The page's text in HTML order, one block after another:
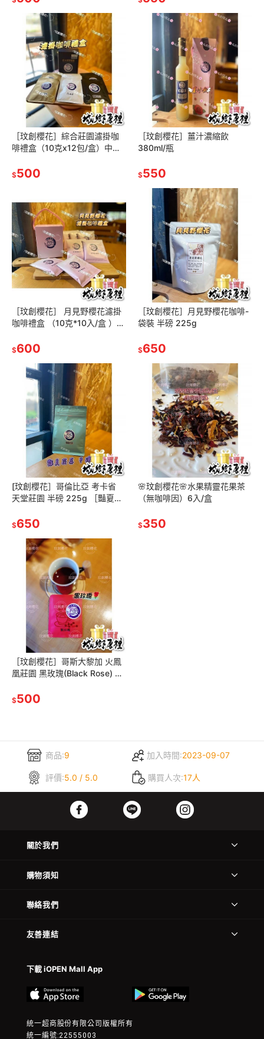
［玟創櫻花］綜合莊園濾掛咖
啡禮盒（10克x12包/盒）中淺
$500
［玟創櫻花］薑汁濃縮飲
380ml/瓶
$550
［玟創櫻花］ 月見野櫻花濾掛
咖啡禮盒 （10克*10入/盒 ）氮
$600
［玟創櫻花］月見野櫻花咖啡-
袋裝 半磅 225g
$650
[玟創櫻花］哥倫比亞 考卡省
天堂莊園 半磅 225g ［豔夏花
$650
🌸玟創櫻花🌸水果精靈花果茶
（無咖啡因）6入/盒
$350
［玟創櫻花］哥斯大黎加 火鳳
凰莊園 黑玫瑰(Black Rose) 濾
$500
商品:9 加入時間:2023-09-07
評價:5.0 / 5.0 購買人次:17人
關於我們
購物須知
聯絡我們
友善連結
下載 iOPEN Mall App
統一超商股份有限公司版權所有
統一編號:22555003